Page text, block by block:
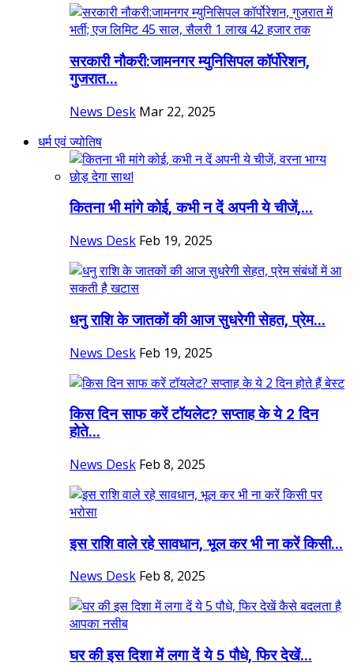
सरकारी नौकरी:जामनगर म्युनिसिपल कॉर्पोरेशन,
गुजरात...
News Desk Mar 22, 2025
धर्म एवं ज्योतिष
कितना भी मांगे कोई, कभी न दें अपनी ये चीजें,...
News Desk Feb 19, 2025
धनु राशि के जातकों की आज सुधरेगी सेहत, प्रेम...
News Desk Feb 19, 2025
किस दिन साफ करें टॉयलेट? सप्ताह के ये 2 दिन
होते...
News Desk Feb 8, 2025
इस राशि वाले रहे सावधान, भूल कर भी ना करें किसी...
News Desk Feb 8, 2025
घर की इस दिशा में लगा दें ये 5 पौधे, फिर देखें...